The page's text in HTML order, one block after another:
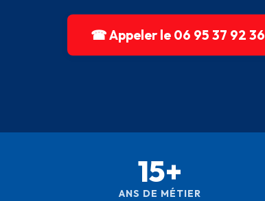
☎ Appeler le 06 95 37 92 36
15+
ANS DE MÉTIER